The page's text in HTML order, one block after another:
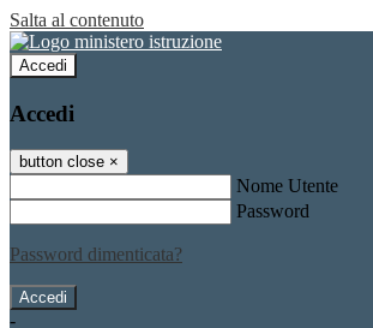
Salta al contenuto
Accedi
Accedi
button close ×
Nome Utente
Password
Password dimenticata?
-